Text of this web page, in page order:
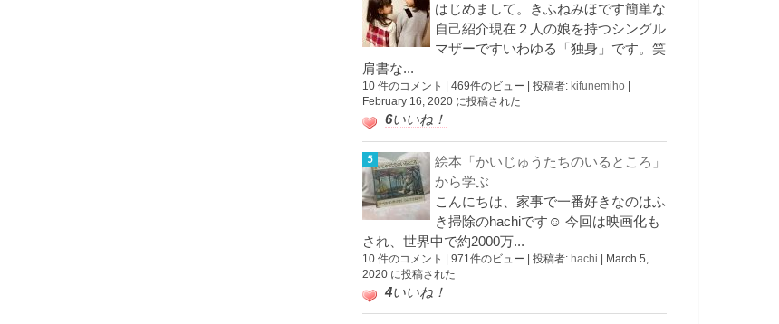
はじめまして。きふねみほです簡単な
自己紹介現在２人の娘を持つシングル
マザーですいわゆる「独身」です。笑
肩書な...
10 件のコメント 469件のビュー 投稿者: kifunemiho
February 16, 2020 に投稿された
6いいね！
絵本「かいじゅうたちのいるところ」
から学ぶ
こんにちは、家事で一番好きなのはふ
き掃除のhachiです☺︎ 今回は映画化も
され、世界中で約2000万...
10 件のコメント | 971件のビュー | 投稿者: hachi | March 5,
2020 に投稿された
4いいね！